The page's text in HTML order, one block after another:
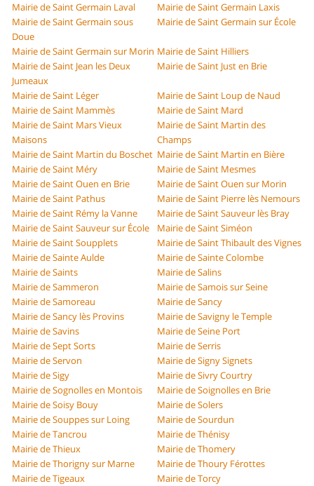
Mairie de Saint Germain Laval
Mairie de Saint Germain Laxis
Mairie de Saint Germain sous
Doue
Mairie de Saint Germain sur École
Mairie de Saint Germain sur Morin Mairie de Saint Hilliers
Mairie de Saint Jean les Deux
Jumeaux
Mairie de Saint Just en Brie
Mairie de Saint Léger
Mairie de Saint Loup de Naud
Mairie de Saint Mammès
Mairie de Saint Mard
Mairie de Saint Mars Vieux
Maisons
Mairie de Saint Martin des
Champs
Mairie de Saint Martin du Boschet Mairie de Saint Martin en Bière
Mairie de Saint Méry
Mairie de Saint Mesmes
Mairie de Saint Ouen en Brie
Mairie de Saint Ouen sur Morin
Mairie de Saint Pathus
Mairie de Saint Pierre lès Nemours
Mairie de Saint Rémy la Vanne
Mairie de Saint Sauveur lès Bray
Mairie de Saint Sauveur sur École
Mairie de Saint Siméon
Mairie de Saint Soupplets
Mairie de Saint Thibault des Vignes
Mairie de Sainte Aulde
Mairie de Sainte Colombe
Mairie de Saints
Mairie de Salins
Mairie de Sammeron
Mairie de Samois sur Seine
Mairie de Samoreau
Mairie de Sancy
Mairie de Sancy lès Provins
Mairie de Savigny le Temple
Mairie de Savins
Mairie de Seine Port
Mairie de Sept Sorts
Mairie de Serris
Mairie de Servon
Mairie de Signy Signets
Mairie de Sigy
Mairie de Sivry Courtry
Mairie de Sognolles en Montois
Mairie de Soignolles en Brie
Mairie de Soisy Bouy
Mairie de Solers
Mairie de Souppes sur Loing
Mairie de Sourdun
Mairie de Tancrou
Mairie de Thénisy
Mairie de Thieux
Mairie de Thomery
Mairie de Thorigny sur Marne
Mairie de Thoury Férottes
Mairie de Tigeaux
Mairie de Torcy